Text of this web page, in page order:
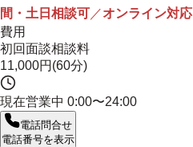
間・土日相談可 ／オンライン対応
費用
初回面談相談料
11,000円(60分)
現在営業中 0:00〜24:00
電話問合せ
電話番号を表示